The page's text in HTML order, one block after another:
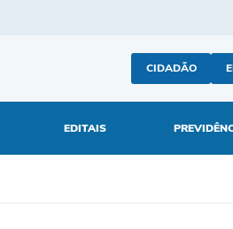
CIDADÃO
EDITAIS